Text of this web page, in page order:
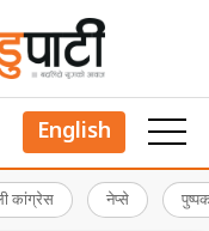
English
कांग्रेस नेप्से